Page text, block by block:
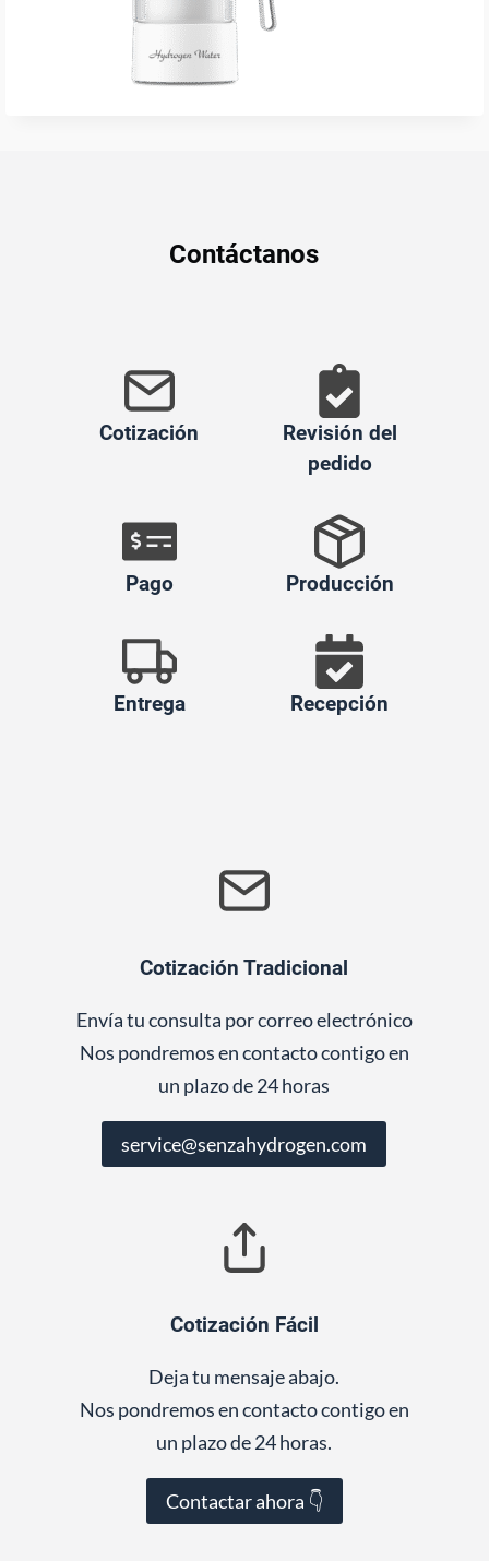
Contáctanos
Cotización
Revisión del
pedido
Pago Producción
Entrega Recepción
Cotización Tradicional
Envía tu consulta por correo electrónico
Nos pondremos en contacto contigo en
un plazo de 24 horas
service@senzahydrogen.com
Cotización Fácil
Deja tu mensaje abajo.
Nos pondremos en contacto contigo en
un plazo de 24 horas.
Contactar ahora 👇